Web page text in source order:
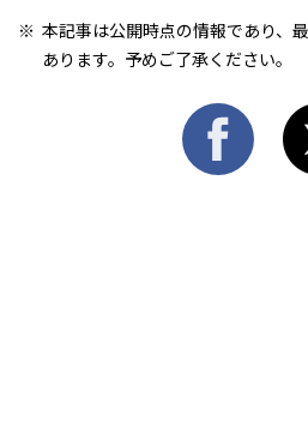
本記事は公開時点の情報であり、
あります。予めご了承ください。